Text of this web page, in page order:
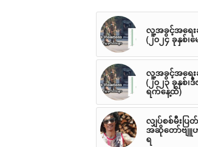
လူ့အခွင့်အရေး
(၂၀၂၄ ခုနှစ်
လူ့အခွင့်အရေး
(၂၀၂၃ ခုနှစ်၊
ရက်နေ့ထိ)
လျှပ်စစ်မီးပ
အဆိုတော်ဗျူ
ရ